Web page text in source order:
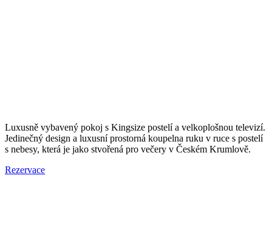
Luxusně vybavený pokoj s Kingsize postelí a velkoplošnou televizí.
Jedinečný design a luxusní prostorná koupelna ruku v ruce s postelí
s nebesy, která je jako stvořená pro večery v Českém Krumlově.
Rezervace